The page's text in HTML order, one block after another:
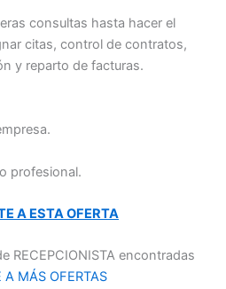
consultas hasta hacer el
citas, control de contratos,
y reparto de facturas.
profesional.
A ESTA OFERTA
RECEPCIONISTA encontradas
A MÁS OFERTAS